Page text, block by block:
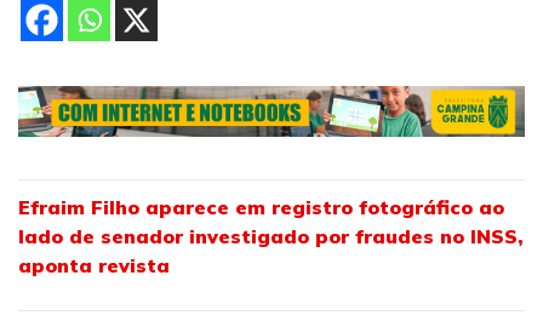
Efraim Filho aparece em registro fotográfico ao
lado de senador investigado por fraudes no INSS,
aponta revista